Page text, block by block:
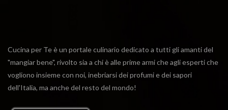
Cucina per Te è un portale culinario dedicato a tutti gli amanti del
"mangiar bene", rivolto sia a chi è alle prime armi che agli esperti che
vogliono insieme con noi, inebriarsi dei profumi e dei sapori
dell'Italia, ma anche del resto del mondo!